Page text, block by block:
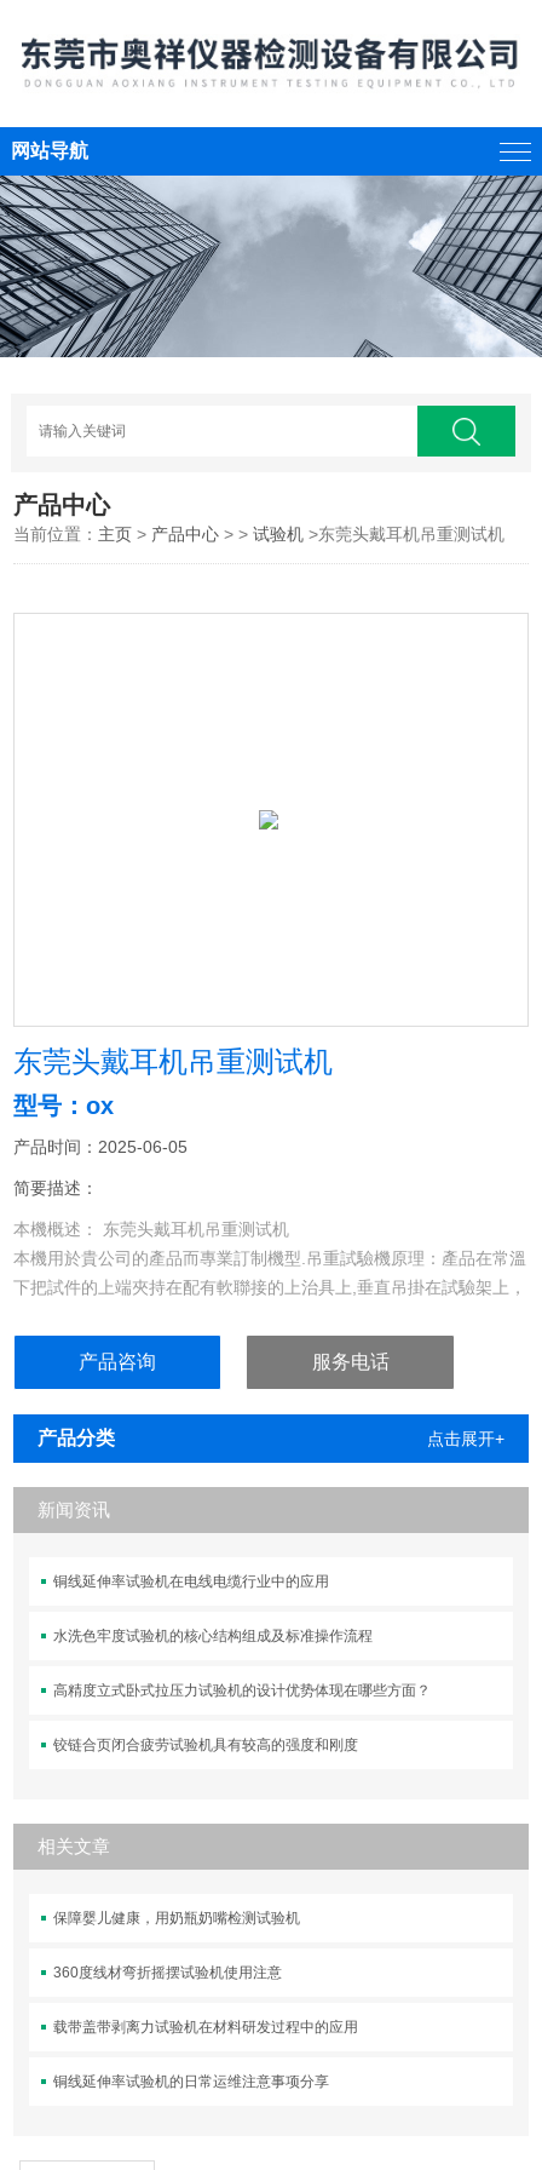
网站导航
产品中心
当前位置： 主页 > 产品中心 > >试验机 >东莞头戴耳机吊重测试机
东莞头戴耳机吊重测试机
型号：ox
产品时间：2025-06-05
简要描述：
本機概述： 东莞头戴耳机吊重测试机
本機用於貴公司的產品而專業訂制機型.吊重試驗機原理：產品在常溫
下把試件的上端夾持在配有軟聯接的上治具上,垂直吊掛在試驗架上，
产品咨询 服务电话
产品分类 点击展开+
新闻资讯
铜线延伸率试验机在电线电缆行业中的应用
水洗色牢度试验机的核心结构组成及标准操作流程
高精度立式卧式拉压力试验机的设计优势体现在哪些方面？
铰链合页闭合疲劳试验机具有较高的强度和刚度
相关文章
保障婴儿健康，用奶瓶奶嘴检测试验机
360度线材弯折摇摆试验机使用注意
载带盖带剥离力试验机在材料研发过程中的应用
铜线延伸率试验机的日常运维注意事项分享